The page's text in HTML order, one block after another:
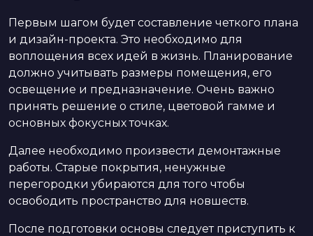
Первым шагом будет составление четкого плана
и дизайн-проекта. Это необходимо для
воплощения всех идей в жизнь. Планирование
должно учитывать размеры помещения, его
освещение и предназначение. Очень важно
принять решение о стиле, цветовой гамме и
основных фокусных точках.
Далее необходимо произвести демонтажные
работы. Старые покрытия, ненужные
перегородки убираются для того чтобы
освободить пространство для новшеств.
После подготовки основы следует приступить к